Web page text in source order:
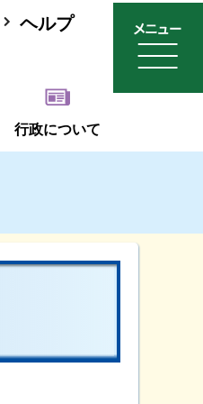
ヘルプ
行政について